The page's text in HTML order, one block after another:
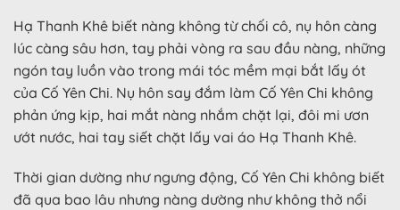
Hạ Thanh Khê biết nàng không từ chối cô, nụ hôn càng
lúc càng sâu hơn, tay phải vòng ra sau đầu nàng, những
ngón tay luồn vào trong mái tóc mềm mại bắt lấy ót
của Cố Yên Chi. Nụ hôn say đắm làm Cố Yên Chi không
phản ứng kịp, hai mắt nàng nhắm chặt lại, đôi mi ươn
ướt nước, hai tay siết chặt lấy vai áo Hạ Thanh Khê.
Thời gian dường như ngưng động, Cố Yên Chi không biết
đã qua bao lâu nhưng nàng dường như không thở nổi